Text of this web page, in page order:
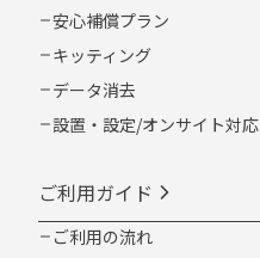
安心補償プラン
キッティング
データ消去
設置・設定/オンサイト対応
ご利用ガイド
ご利用の流れ